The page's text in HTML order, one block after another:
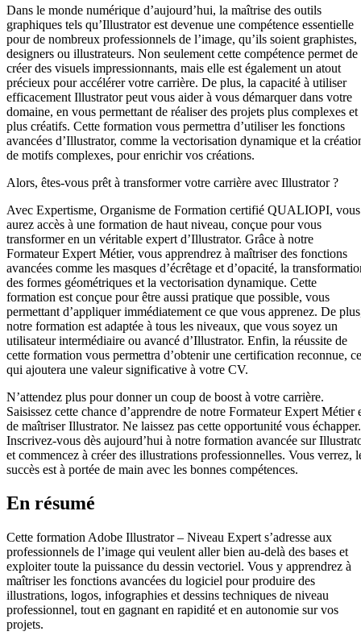
Dans le monde numérique d’aujourd’hui, la maîtrise des outils
graphiques tels qu’Illustrator est devenue une compétence essentielle
pour de nombreux professionnels de l’image, qu’ils soient graphistes,
designers ou illustrateurs. Non seulement cette compétence permet de
créer des visuels impressionnants, mais elle est également un atout
précieux pour accélérer votre carrière. De plus, la capacité à utiliser
efficacement Illustrator peut vous aider à vous démarquer dans votre
domaine, en vous permettant de réaliser des projets plus complexes et
plus créatifs. Cette formation vous permettra d’utiliser les fonctions
avancées d’Illustrator, comme la vectorisation dynamique et la
de motifs complexes, pour enrichir vos créations.
Alors, êtes-vous prêt à transformer votre carrière avec Illustrator ?
Avec Expertisme, Organisme de Formation certifié QUALIOPI, vous
aurez accès à une formation de haut niveau, conçue pour vous
transformer en un véritable expert d’Illustrator. Grâce à notre
Formateur Expert Métier, vous apprendrez à maîtriser des fonctions
avancées comme les masques d’écrêtage et d’opacité, la
des formes géométriques et la vectorisation dynamique. Cette
formation est conçue pour être aussi pratique que possible, vous
permettant d’appliquer immédiatement ce que vous apprenez. De
notre formation est adaptée à tous les niveaux, que vous soyez un
utilisateur intermédiaire ou avancé d’Illustrator. Enfin, la réussite de
cette formation vous permettra d’obtenir une certification reconnue, ce
qui ajoutera une valeur significative à votre CV.
N’attendez plus pour donner un coup de boost à votre carrière.
Saisissez cette chance d’apprendre de notre Formateur Expert Métier
de maîtriser Illustrator. Ne laissez pas cette opportunité vous échapper.
Inscrivez-vous dès aujourd’hui à notre formation avancée sur
et commencez à créer des illustrations professionnelles. Vous verrez,
succès est à portée de main avec les bonnes compétences.
En résumé
Cette formation Adobe Illustrator – Niveau Expert s’adresse aux
professionnels de l’image qui veulent aller bien au-delà des bases et
exploiter toute la puissance du dessin vectoriel. Vous y apprendrez à
maîtriser les fonctions avancées du logiciel pour produire des
illustrations, logos, infographies et dessins techniques de niveau
professionnel, tout en gagnant en rapidité et en autonomie sur vos
projets.